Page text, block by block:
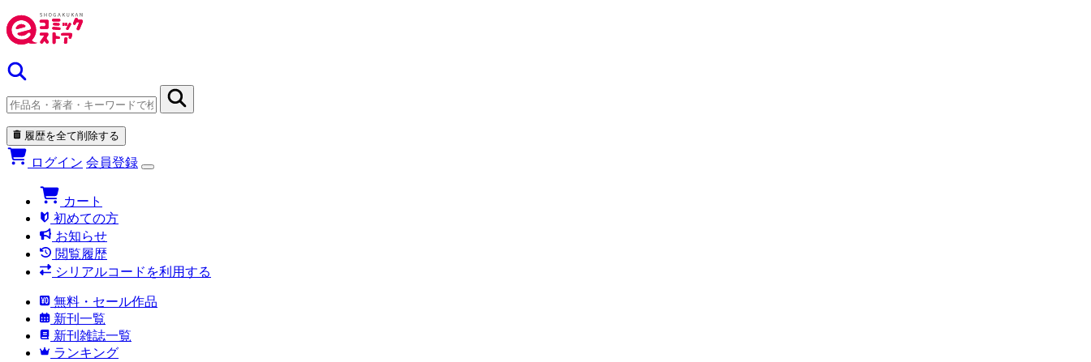
履歴を全て削除する
ログイン 会員登録
カート
初めての方
お知らせ
閲覧履歴
シリアルコードを利用する
無料・セール作品
新刊一覧
新刊雑誌一覧
ランキング